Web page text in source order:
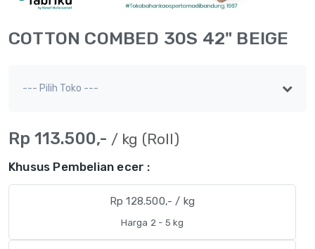
COTTON COMBED 30S 42" BEIGE
Rp 113.500,- / kg (Roll)
Khusus Pembelian ecer :
Rp 128.500,- / kg
Harga 2 - 5 kg